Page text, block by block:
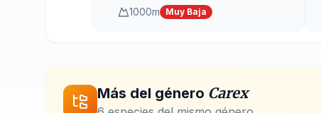
Ciloria
1000m Muy Baja
Más del género Carex